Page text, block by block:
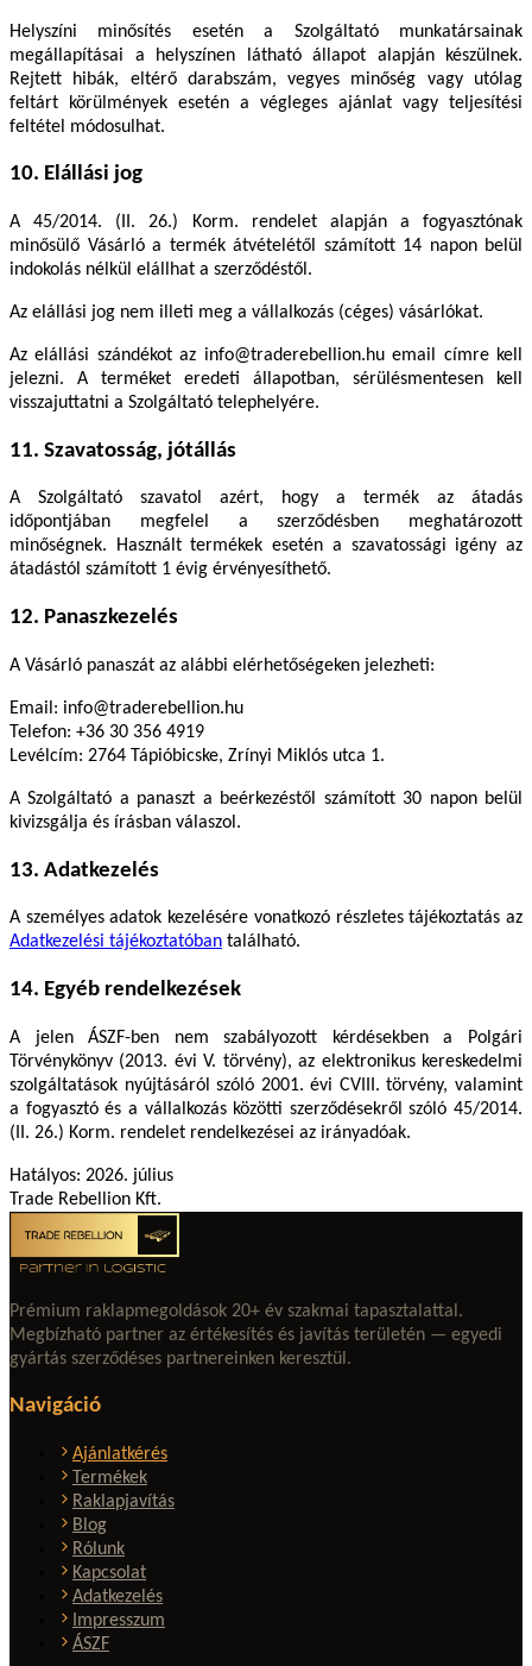
Helyszíni minősítés esetén a Szolgáltató munkatársainak
megállapításai a helyszínen látható állapot alapján készülnek.
Rejtett hibák, eltérő darabszám, vegyes minőség vagy utólag
feltárt körülmények esetén a végleges ajánlat vagy teljesítési
feltétel módosulhat.
10. Elállási jog
A 45/2014. (II. 26.) Korm. rendelet alapján a fogyasztónak
minősülő Vásárló a termék átvételétől számított 14 napon belül
indokolás nélkül elállhat a szerződéstől.
Az elállási jog nem illeti meg a vállalkozás (céges) vásárlókat.
Az elállási szándékot az info@traderebellion.huemail címre kell
jelezni. A terméket eredeti állapotban, sérülésmentesen kell
visszajuttatni a Szolgáltató telephelyére.
11. Szavatosság, jótállás
A Szolgáltató szavatol azért, hogy a termék az átadás
időpontjában megfelel a szerződésben meghatározott
minőségnek. Használt termékek esetén a szavatossági igény az
átadástól számított 1 évig érvényesíthető.
12. Panaszkezelés
A Vásárló panaszát az alábbi elérhetőségeken jelezheti:
Email: info@traderebellion.hu
Telefon: +36 30 356 4919
Levélcím: 2764 Tápióbicske, Zrínyi Miklós utca 1.
A Szolgáltató a panaszt a beérkezéstől számított 30 napon belül
kivizsgálja és írásban válaszol.
13. Adatkezelés
A személyes adatok kezelésére vonatkozó részletes tájékoztatás az
Adatkezelési tájékoztatóban található.
14. Egyéb rendelkezések
A jelen ÁSZF-ben nem szabályozott kérdésekben a Polgári
Törvénykönyv (2013. évi V. törvény), az elektronikus kereskedelmi
szolgáltatások nyújtásáról szóló 2001. évi CVIII. törvény, valamint
a fogyasztó és a vállalkozás közötti szerződésekről szóló 45/2014.
(II. 26.) Korm. rendelet rendelkezései az irányadóak.
Hatályos: 2026. július
Trade Rebellion Kft.
Prémium raklapmegoldások 20+ év szakmai tapasztalattal.
Megbízható partner az értékesítés és javítás területén — egyedi
gyártás szerződéses partnereinken keresztül.
Navigáció
Ajánlatkérés
Termékek
Raklapjavítás
Blog
Rólunk
Kapcsolat
Adatkezelés
Impresszum
ÁSZF